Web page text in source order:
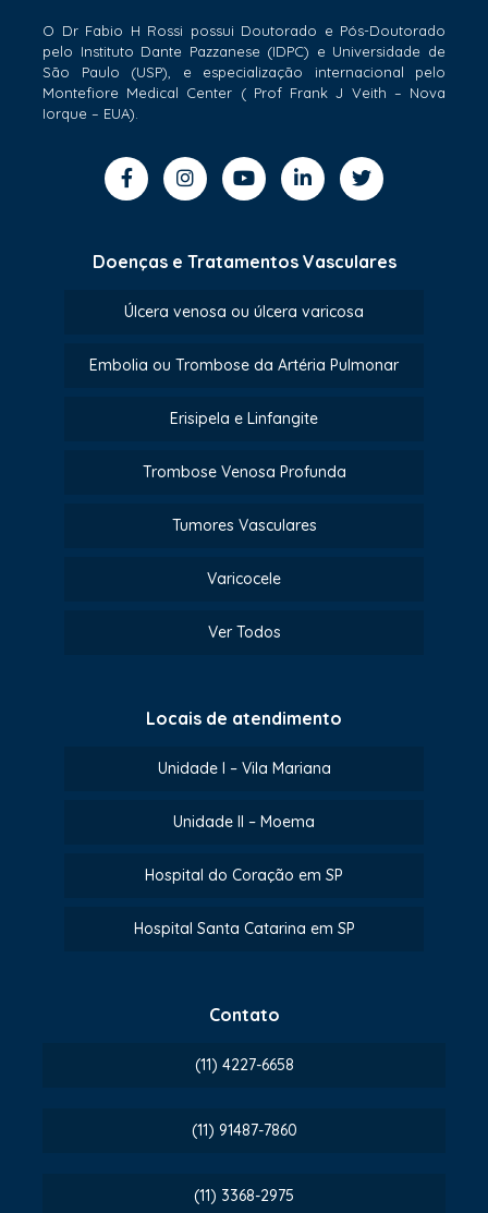
O Dr Fabio H Rossi possui Doutorado e Pós-Doutorado
pelo Instituto Dante Pazzanese (IDPC) e Universidade de
São Paulo (USP), e especialização internacional pelo
Montefiore Medical Center ( Prof Frank J Veith – Nova
Iorque – EUA).
Doenças e Tratamentos Vasculares
Úlcera venosa ou úlcera varicosa
Embolia ou Trombose da Artéria Pulmonar
Erisipela e Linfangite
Trombose Venosa Profunda
Tumores Vasculares
Varicocele
Ver Todos
Locais de atendimento
Unidade I – Vila Mariana
Unidade II – Moema
Hospital do Coração em SP
Hospital Santa Catarina em SP
Contato
(11) 4227-6658
(11) 91487-7860
(11) 3368-2975